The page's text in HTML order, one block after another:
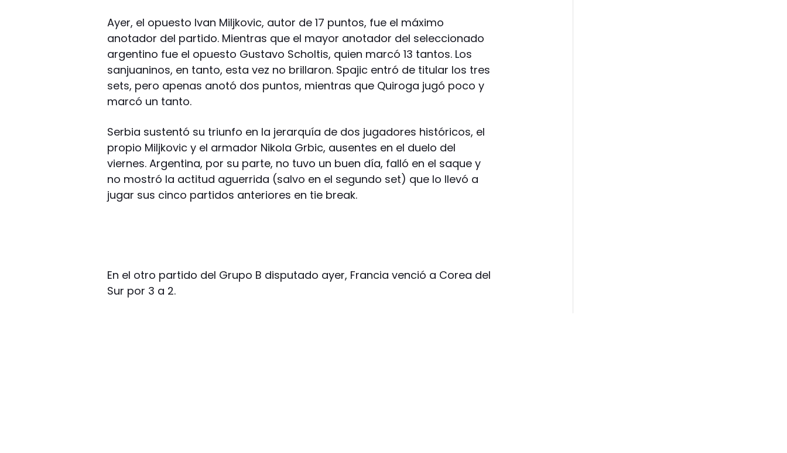
Ayer, el opuesto Ivan Miljkovic, autor de 17 puntos, fue el máximo
anotador del partido. Mientras que el mayor anotador del seleccionado
argentino fue el opuesto Gustavo Scholtis, quien marcó 13 tantos. Los
sanjuaninos, en tanto, esta vez no brillaron. Spajic entró de titular los tres
sets, pero apenas anotó dos puntos, mientras que Quiroga jugó poco y
marcó un tanto.
Serbia sustentó su triunfo en la jerarquía de dos jugadores históricos, el
propio Miljkovic y el armador Nikola Grbic, ausentes en el duelo del
viernes. Argentina, por su parte, no tuvo un buen día, falló en el saque y
no mostró la actitud aguerrida (salvo en el segundo set) que lo llevó a
jugar sus cinco partidos anteriores en tie break.
En el otro partido del Grupo B disputado ayer, Francia venció a Corea del
Sur por 3 a 2.